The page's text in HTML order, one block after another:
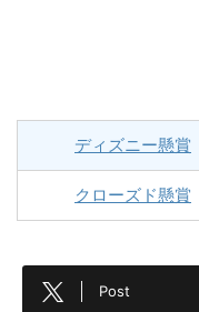
ディズニー懸賞
クローズド懸賞
Post